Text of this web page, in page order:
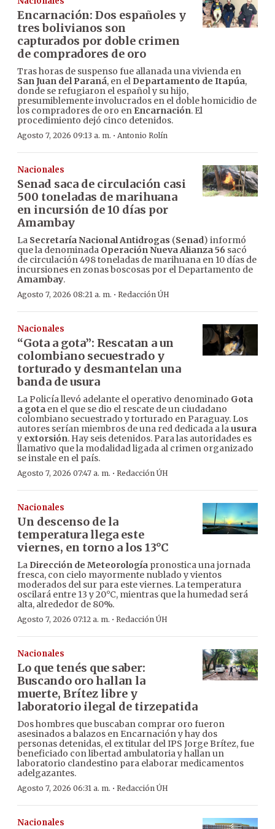
Encarnación: Dos españoles y
tres bolivianos son
capturados por doble crimen
de compradores de oro
Tras horas de suspenso fue allanada una vivienda en
San Juan del Paraná, en el Departamento de Itapúa,
donde se refugiaron el español y su hijo,
presumiblemente involucrados en el doble homicidio de
los compradores de oro en Encarnación. El
procedimiento dejó cinco detenidos.
Agosto 7, 2026 09:13 a. m. · Antonio Rolín
Nacionales
Senad saca de circulación casi
500 toneladas de marihuana
en incursión de 10 días por
Amambay
La Secretaría Nacional Antidrogas (Senad) informó
que la denominada Operación Nueva Alianza 56 sacó
de circulación 498 toneladas de marihuana en 10 días de
incursiones en zonas boscosas por el Departamento de
Amambay.
Agosto 7, 2026 08:21 a. m. · Redacción ÚH
Nacionales
“Gota a gota”: Rescatan a un
colombiano secuestrado y
torturado y desmantelan una
banda de usura
La Policía llevó adelante el operativo denominado Gota
a gota en el que se dio el rescate de un ciudadano
colombiano secuestrado y torturado en Paraguay. Los
autores serían miembros de una red dedicada a lausura
y extorsión. Hay seis detenidos. Para las autoridades es
llamativo que la modalidad ligada al crimen organizado
se instale en el país.
Agosto 7, 2026 07:47 a. m. · Redacción ÚH
Nacionales
Un descenso de la
temperatura llega este
viernes, en torno a los 13°C
La Dirección de Meteorología pronostica una jornada
fresca, con cielo mayormente nublado y vientos
moderados del sur para este viernes. La temperatura
oscilará entre 13 y 20°C, mientras que la humedad será
alta, alrededor de 80%.
Agosto 7, 2026 07:12 a. m. · Redacción ÚH
Nacionales
Lo que tenés que saber:
Buscando oro hallan la
muerte, Brítez libre y
laboratorio ilegal de tirzepatida
Dos hombres que buscaban comprar oro fueron
asesinados a balazos en Encarnación y hay dos
personas detenidas, el ex titular del IPS Jorge Brítez, fue
beneficiado con libertad ambulatoria y hallan un
laboratorio clandestino para elaborar medicamentos
adelgazantes.
Agosto 7, 2026 06:31 a. m. · Redacción ÚH
Nacionales